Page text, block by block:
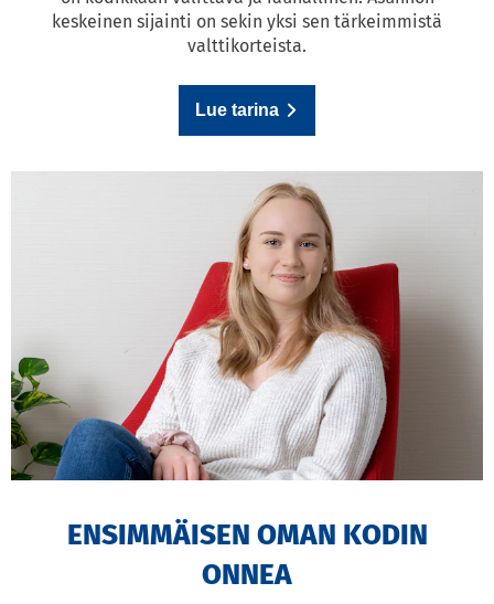
keskeinen sijainti on sekin yksi sen tärkeimmistä
valttikorteista.
Lue tarina
ENSIMMÄISEN OMAN KODIN
ONNEA